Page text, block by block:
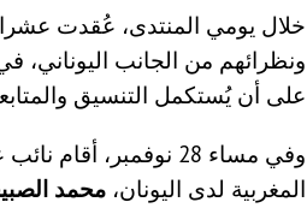
خلال يومي المنتدى، عُقدت
ونظرائهم من الجانب اليوناني،
على أن يُستكمل التنسيق
وفي مساء 28 نوفمبر،
المغربية لدى اليونان، محمد